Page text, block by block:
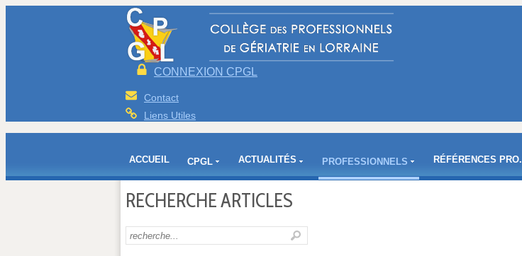
CONNEXION CPGL
Contact
Liens Utiles
ACCUEIL CPGL ACTUALITÉS PROFESSIONNELS RÉFÉRENCES PRO.
RECHERCHE ARTICLES